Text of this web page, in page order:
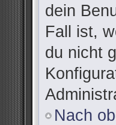
dein
Fall ist,
du nicht
Nach